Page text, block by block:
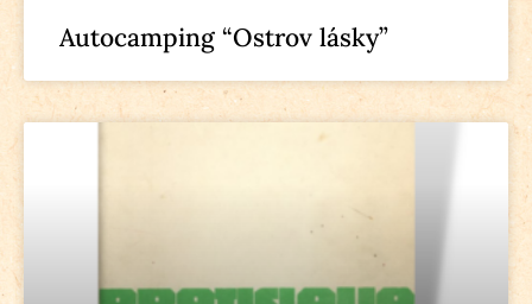
Autocamping “Ostrov lásky”